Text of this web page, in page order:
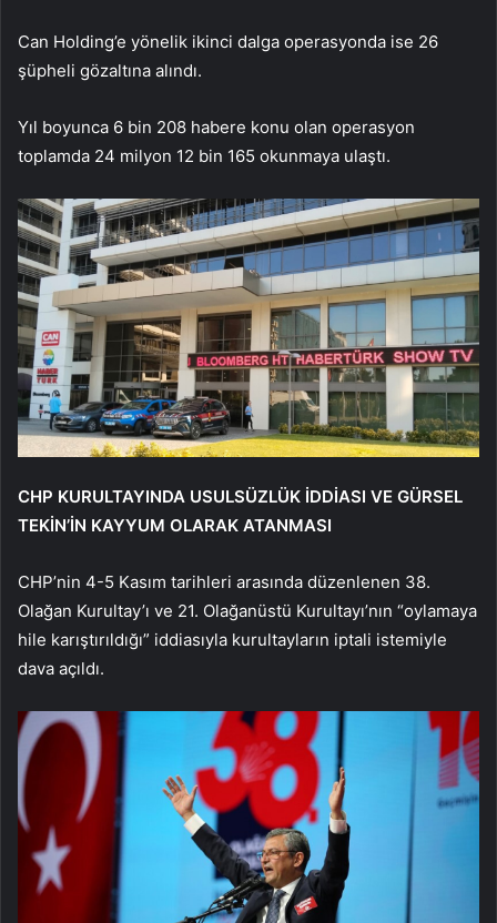
Can Holding’e yönelik ikinci dalga operasyonda ise 26
şüpheli gözaltına alındı.
Yıl boyunca 6 bin 208 habere konu olan operasyon
toplamda 24 milyon 12 bin 165 okunmaya ulaştı.
CHP KURULTAYINDA USULSÜZLÜK İDDİASI VE GÜRSEL
TEKİN’İN KAYYUM OLARAK ATANMASI
CHP’nin 4-5 Kasım tarihleri arasında düzenlenen 38.
Olağan Kurultay’ı ve 21. Olağanüstü Kurultayı’nın “oylamaya
hile karıştırıldığı” iddiasıyla kurultayların iptali istemiyle
dava açıldı.